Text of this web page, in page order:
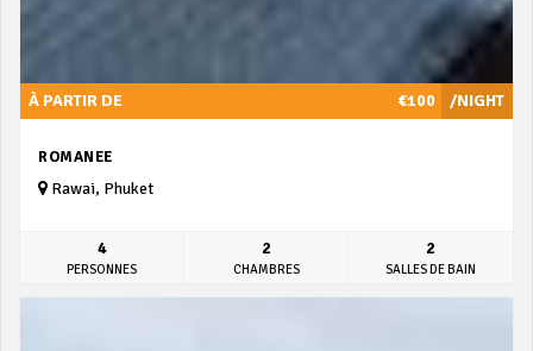
/NIGHT
À PARTIR DE €100
ROMANEE
Rawai, Phuket
4
PERSONNES
2
CHAMBRES
2
SALLES DE BAIN